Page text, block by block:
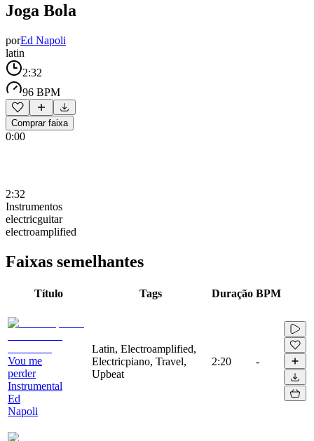
Joga Bola
porEd Napoli
latin
2:32
96 BPM
Comprar faixa
0:00
2:32
Instrumentos
electricguitar
electroamplified
Faixas semelhantes
Título Tags Duração BPM
Vou me
perder
Instrumental
Ed
Napoli
Latin, Electroamplified,
Electricpiano, Travel,
Upbeat
2:20 -